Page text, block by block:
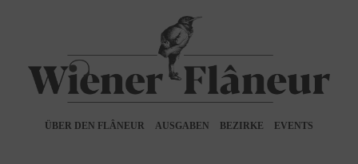
ÜBER DEN FLÂNEUR AUSGABEN BEZIRKE EVENTS